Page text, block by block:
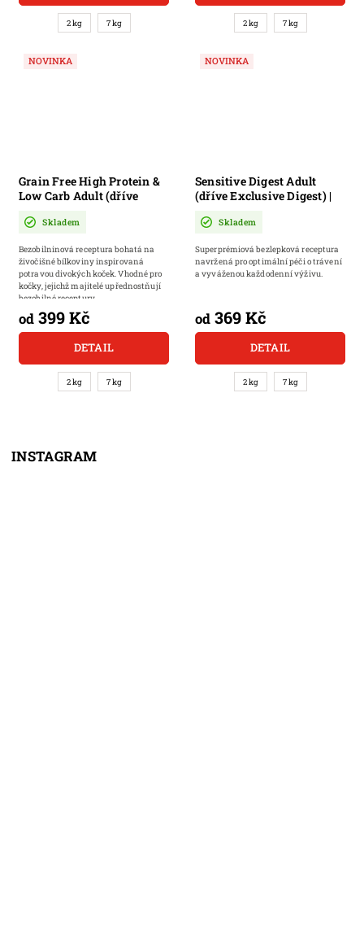
2 kg 7 kg 2 kg 7 kg
NOVINKA
Grain Free High Protein &
Low Carb Adult (dříve
granulované krmivo pro
Skladem
od 399 Kč
DETAIL
Bezobilninová receptura bohatá na
živočišné bílkoviny inspirovaná
potravou divokých koček. Vhodné pro
kočky, jejichž majitelé upřednostňují
bezobilné receptury.
2 kg 7 kg
NOVINKA
Sensitive Digest Adult
(dříve Exclusive Digest) |
jehněčím
Skladem
od 369 Kč
DETAIL
Superprémiová bezlepková receptura
navržená pro optimální péči o trávení
a vyváženou každodenní výživu.
2 kg 7 kg
INSTAGRAM